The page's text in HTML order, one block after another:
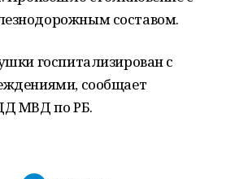
составом.
госпитализирован с
сообщает
МВД по РБ.